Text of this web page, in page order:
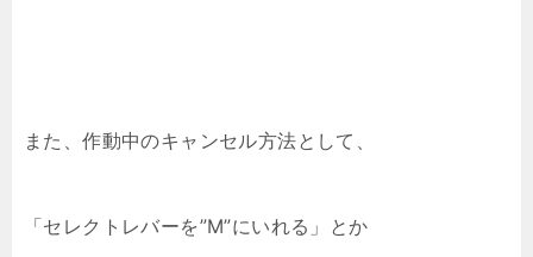
また、作動中のキャンセル方法として、
「セレクトレバーを”M”にいれる」とか